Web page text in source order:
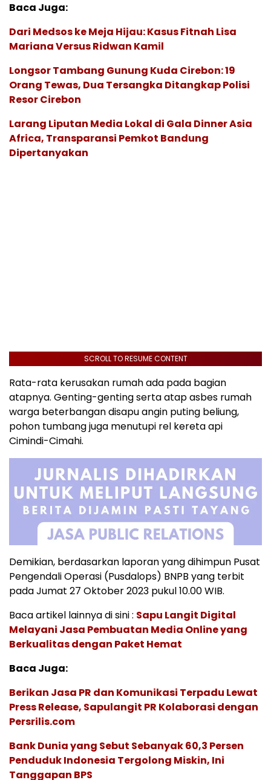
Baca Juga:
Dari Medsos ke Meja Hijau: Kasus Fitnah Lisa
Mariana Versus Ridwan Kamil
Longsor Tambang Gunung Kuda Cirebon: 19
Orang Tewas, Dua Tersangka Ditangkap Polisi
Resor Cirebon
Larang Liputan Media Lokal di Gala Dinner Asia
Africa, Transparansi Pemkot Bandung
Dipertanyakan
SCROLL TO RESUME CONTENT
Rata-rata kerusakan rumah ada pada bagian
atapnya. Genting-genting serta atap asbes rumah
warga beterbangan disapu angin puting beliung,
pohon tumbang juga menutupi rel kereta api
Cimindi-Cimahi.
Demikian, berdasarkan laporan yang dihimpun Pusat
Pengendali Operasi (Pusdalops) BNPB yang terbit
pada Jumat 27 Oktober 2023 pukul 10.00 WIB.
Baca artikel lainnya di sini : Sapu Langit Digital
Melayani Jasa Pembuatan Media Online yang
Berkualitas dengan Paket Hemat
Baca Juga:
Berikan Jasa PR dan Komunikasi Terpadu Lewat
Press Release, Sapulangit PR Kolaborasi dengan
Persrilis.com
Bank Dunia yang Sebut Sebanyak 60,3 Persen
Penduduk Indonesia Tergolong Miskin, Ini
Tanggapan BPS